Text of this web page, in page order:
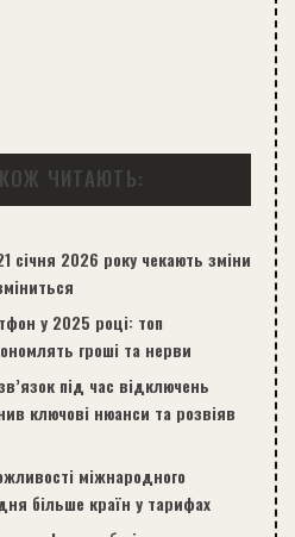
ЧИТАЮТЬ:
січня 2026 року чекають зміни
у 2025 році: топ
гроші та нерви
під час відключень
ключові нюанси та розвіяв
міжнародного
більше країн у тарифах